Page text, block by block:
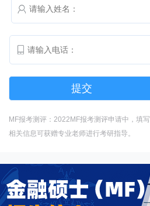
MF报考测评：2022MF报考测评申请中，填写
相关信息可获赠专业老师进行考研指导。